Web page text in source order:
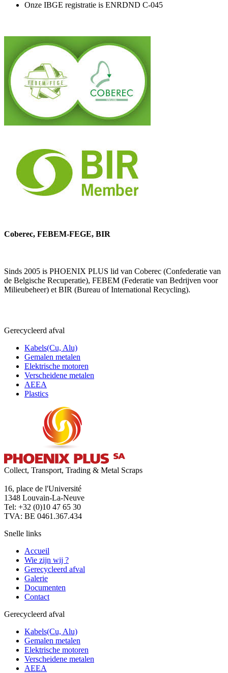
Onze IBGE registratie is ENRDND C-045
Coberec, FEBEM-FEGE, BIR
Sinds 2005 is PHOENIX PLUS lid van Coberec (Confederatie van
de Belgische Recuperatie), FEBEM (Federatie van Bedrijven voor
Milieubeheer) et BIR (Bureau of International Recycling).
Gerecycleerd afval
Kabels(Cu, Alu)
Gemalen metalen
Elektrische motoren
Verscheidene metalen
AEEA
Plastics
Collect, Transport, Trading & Metal Scraps
16, place de l'Université
1348 Louvain-La-Neuve
Tel: +32 (0)10 47 65 30
TVA: BE 0461.367.434
Snelle links
Accueil
Wie zijn wij ?
Gerecycleerd afval
Galerie
Documenten
Contact
Gerecycleerd afval
Kabels(Cu, Alu)
Gemalen metalen
Elektrische motoren
Verscheidene metalen
AEEA